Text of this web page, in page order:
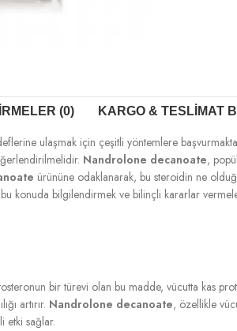
(0) KARGO & TESLIMAT
ulaşmak için çeşitli yöntemlere
Nandrolone decanoate,
ürününe odaklanarak, bu steroidin ne
konuda bilgilendirmek ve bilinçli kararlar
bir türevi olan bu madde, vücutta kas
artırır. Nandrolone decanoate, özellikle
etki sağlar.